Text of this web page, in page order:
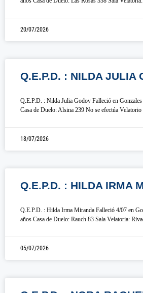
20/07/2026
Q.E.P.D. : NILDA JULIA
Q.E.P.D. : Nilda Julia Godoy Falleció en Gonzales
Casa de Duelo: Alsina 239 No se efectúa Velatorio
18/07/2026
Q.E.P.D. : HILDA IRMA
Q.E.P.D. : Hilda Irma Miranda Falleció 4/07 en
años Casa de Duelo: Rauch 83 Sala Velatoria:
05/07/2026